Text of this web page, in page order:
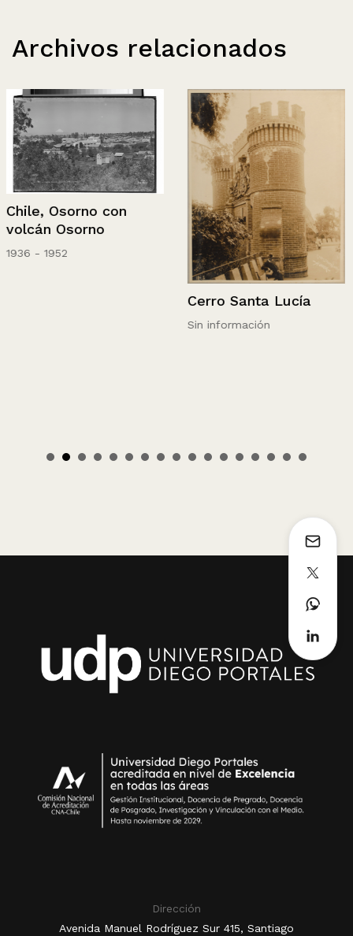
Archivos relacionados
Chile, Osorno con
volcán Osorno
1936 - 1952
Cerro Santa Lucía
Sin información
Dirección
Avenida Manuel Rodríguez Sur 415, Santiago